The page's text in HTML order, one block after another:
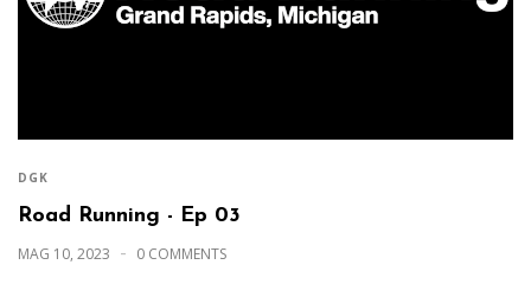
DGK
Road Running - Ep 03
MAG 10, 2023 0 COMMENTS